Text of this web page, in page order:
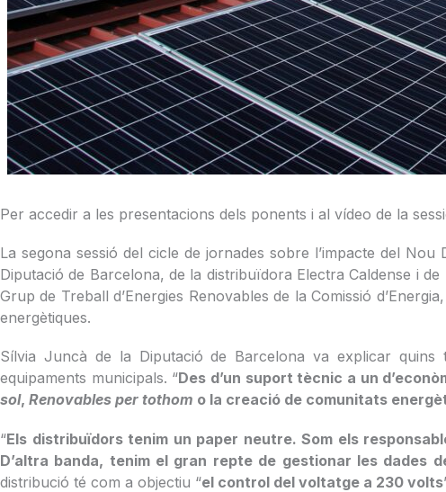
Per accedir a les presentacions dels ponents i al vídeo de la
La segona sessió del cicle de jornades sobre l’impacte del
Diputació de Barcelona, de la distribuïdora Electra Caldense i
Grup de Treball d’Energies Renovables de la Comissió
energètiques.
Sílvia Juncà de la Diputació de Barcelona va explicar quins
equipaments municipals. “Des d’un suport tècnic a un
sol, Renovables per tothom o la creació de comunitats
“Els distribuïdors tenim un paper neutre. Som els
D’altra banda, tenim el gran repte de gestionar les dades
distribució té com a objectiu “el control del voltatge a 230 volts